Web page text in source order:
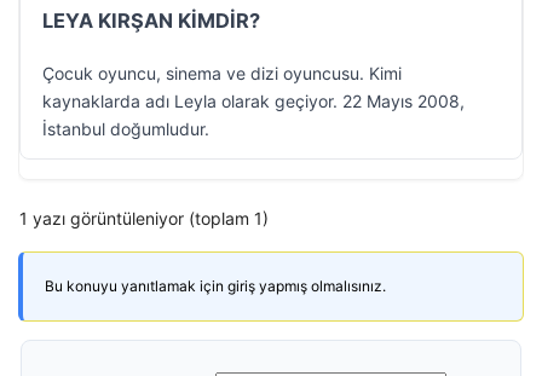
LEYA KIRŞAN KİMDİR?
Çocuk oyuncu, sinema ve dizi oyuncusu. Kimi
kaynaklarda adı Leyla olarak geçiyor. 22 Mayıs 2008,
İstanbul doğumludur.
1 yazı görüntüleniyor (toplam 1)
Bu konuyu yanıtlamak için giriş yapmış olmalısınız.